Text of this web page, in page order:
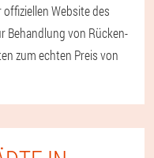
Website des
Behandlung von Rücken-
zum echten Preis von